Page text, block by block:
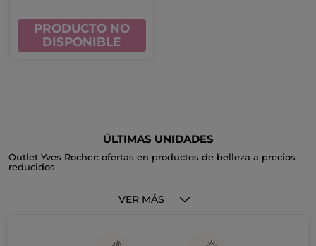
PRODUCTO NO
DISPONIBLE
ÚLTIMAS UNIDADES
Outlet Yves Rocher: ofertas en productos de belleza a precios
reducidos
buenas ofertas en cosmética? Has llegado al lugar adecuado.
outlet Yves Rocherencontrarás una selección de tus
perfumes, tratamientos faciales, productos de maquillaje y
VER MÁS